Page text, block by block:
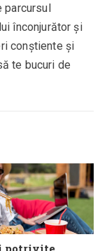
parcursul
înconjurător și
conștiente și
te bucuri de